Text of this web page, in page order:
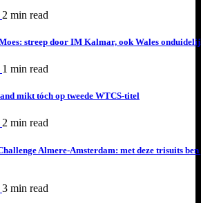
2 min read
streep door IM Kalmar, ook Wales
1 min read
mikt tóch op tweede WTCS-titel
2 min read
Almere-Amsterdam: met deze trisuits ben
3 min read